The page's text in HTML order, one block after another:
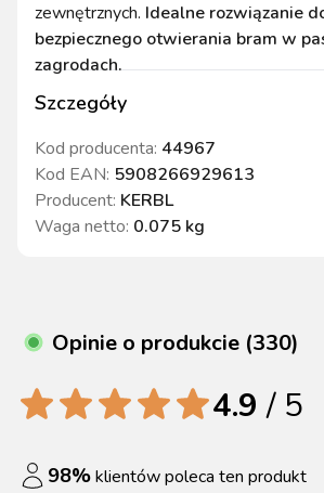
Szczegóły
Kod producenta: 44967
Kod EAN: 5908266929613
Producent: KERBL
Waga netto: 0.075 kg
zewnętrznych. Idealne rozwiązanie
bezpiecznego otwierania bram w
zagrodach.
Opinie o produkcie (330)
4.9 / 5
98%klientów poleca ten produkt